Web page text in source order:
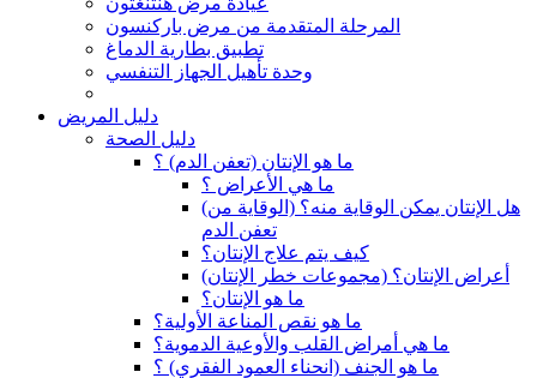
المرحلة المتقدمة من مرض باركنسون
تطبيق بطارية الدماغ
وحدة تأهيل الجهاز التنفسي
دليل المريض
دليل الصحة
ما هو الإنتان (تعفن الدم) ؟
ما هي الأعراض ؟
(هل الإنتان يمكن الوقاية منه؟ (الوقاية من
تعفن الدم
كيف يتم علاج الإنتان؟
(أعراض الإنتان؟ (مجموعات خطر الإنتان
ما هو الإنتان؟
ما هو نقص المناعة الأولية؟
ما هي أمراض القلب والأوعية الدموية؟
ما هو الجنف (انحناء العمود الفقري) ؟